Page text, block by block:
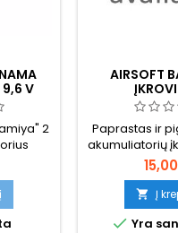
9,6 V
2
AIRSOFT
Paprastas ir
akumuliatorių
 Į
 Yra